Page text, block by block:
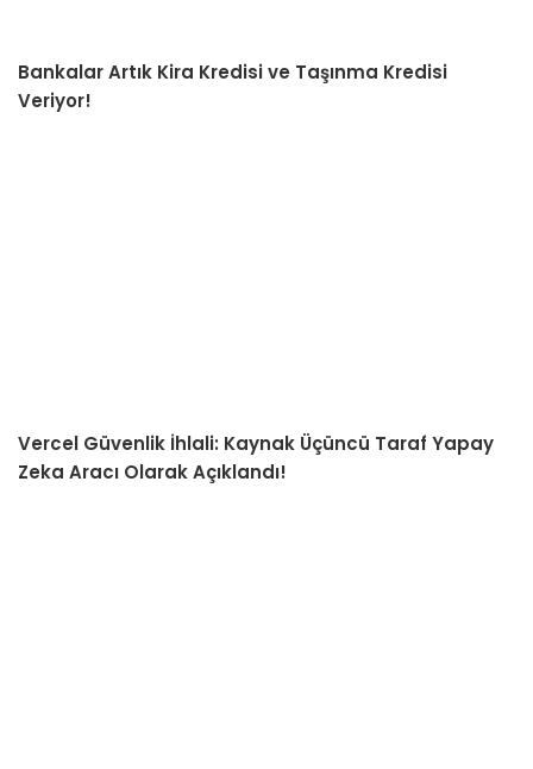
Bankalar Artık Kira Kredisi ve Taşınma Kredisi
Veriyor!
Vercel Güvenlik İhlali: Kaynak Üçüncü Taraf Yapay
Zeka Aracı Olarak Açıklandı!